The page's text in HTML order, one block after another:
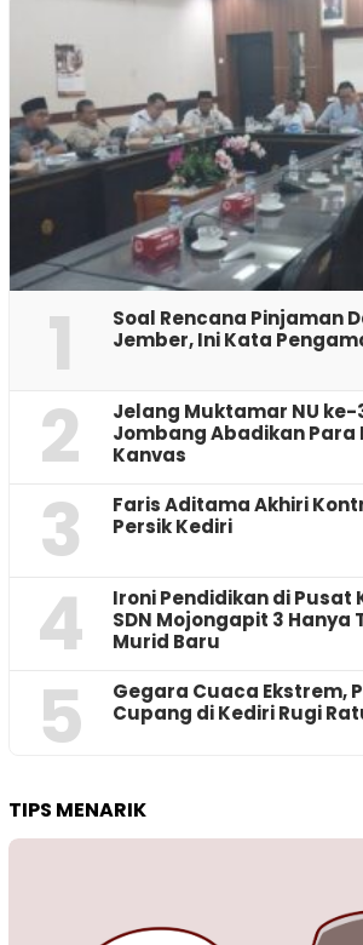
1
‎Soal Rencana Pinjaman
Jember, Ini Kata
2
Jelang Muktamar NU ke-
Jombang Abadikan
Kanvas
3
Faris Aditama Akhiri
Persik Kediri
4
Ironi Pendidikan di Pusat
SDN Mojongapit 3 Hanya
Murid Baru
5
‎Gegara Cuaca Ekstrem,
Cupang di Kediri Rugi
TIPS MENARIK